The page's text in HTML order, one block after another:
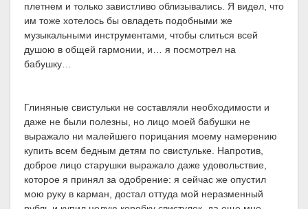
плетнем и только завистливо облизывались. Я видел, что
им тоже хотелось бы овладеть подобными же
музыкальными инструментами, чтобы слиться всей
душою в общей гармонии, и… я посмотрел на
бабушку…
Глиняные свистульки не составляли необходимости и
даже не были полезны, но лицо моей бабушки не
выражало ни малейшего порицания моему намерению
купить всем бедным детям по свистульке. Напротив,
доброе лицо старушки выражало даже удовольствие,
которое я принял за одобрение: я сейчас же опустил
мою руку в карман, достал оттуда мой неразменный